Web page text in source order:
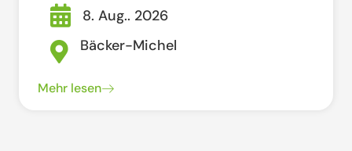
8. Aug.. 2026
Bäcker-Michel
Mehr lesen